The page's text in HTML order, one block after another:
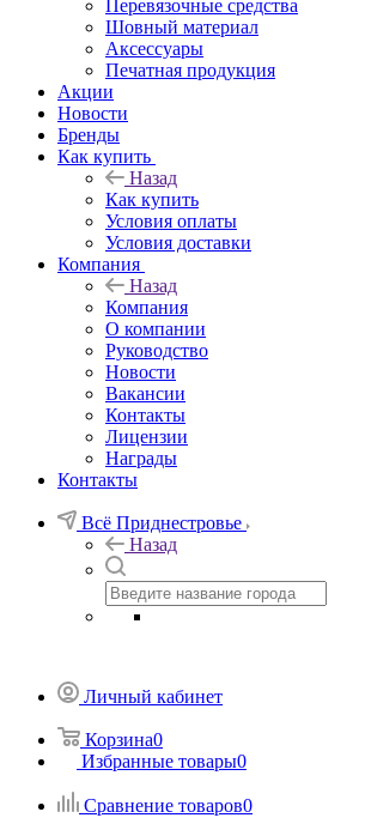
Перевязочные средства
Шовный материал
Аксессуары
Печатная продукция
Акции
Новости
Бренды
Как купить
Назад
Как купить
Условия оплаты
Условия доставки
Компания
Назад
Компания
О компании
Руководство
Новости
Вакансии
Контакты
Лицензии
Награды
Контакты
Всё Приднестровье
Назад
Личный кабинет
Корзина0
Избранные товары0
Сравнение товаров0